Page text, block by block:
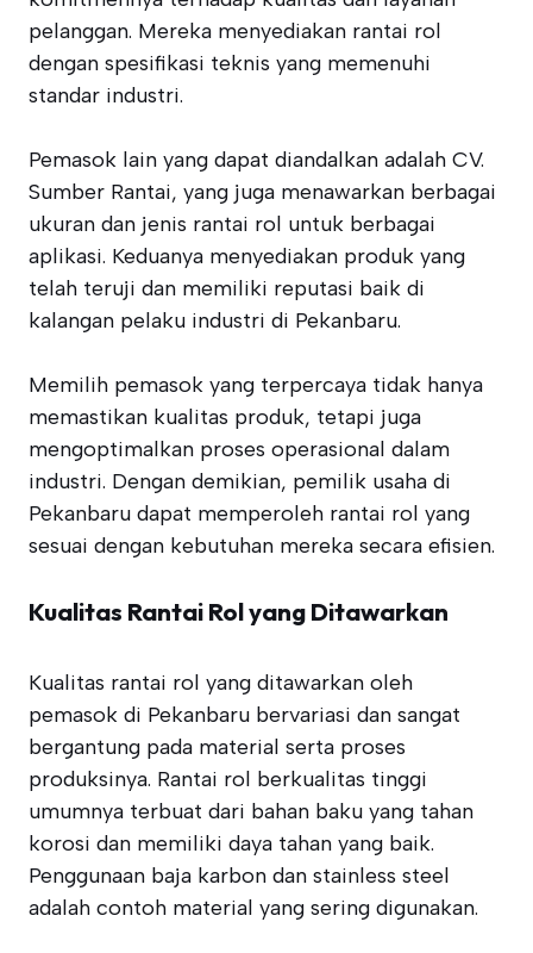
pelanggan. Mereka menyediakan rantai rol
dengan spesifikasi teknis yang memenuhi
standar industri.
Pemasok lain yang dapat diandalkan adalah CV.
Sumber Rantai, yang juga menawarkan berbagai
ukuran dan jenis rantai rol untuk berbagai
aplikasi. Keduanya menyediakan produk yang
telah teruji dan memiliki reputasi baik di
kalangan pelaku industri di Pekanbaru.
Memilih pemasok yang terpercaya tidak hanya
memastikan kualitas produk, tetapi juga
mengoptimalkan proses operasional dalam
industri. Dengan demikian, pemilik usaha di
Pekanbaru dapat memperoleh rantai rol yang
sesuai dengan kebutuhan mereka secara efisien.
Kualitas Rantai Rol yang Ditawarkan
Kualitas rantai rol yang ditawarkan oleh
pemasok di Pekanbaru bervariasi dan sangat
bergantung pada material serta proses
produksinya. Rantai rol berkualitas tinggi
umumnya terbuat dari bahan baku yang tahan
korosi dan memiliki daya tahan yang baik.
Penggunaan baja karbon dan stainless steel
adalah contoh material yang sering digunakan.